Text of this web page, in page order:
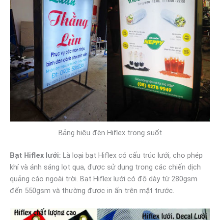
Bảng hiệu đèn Hiflex trong suốt
Bạt Hiflex lưới: Là loại bạt Hiflex có cấu trúc lưới, cho phép
khí và ánh sáng lọt qua, được sử dụng trong các chiến dịch
quảng cáo ngoài trời. Bạt Hiflex lưới có độ dày từ 280gsm
đến 550gsm và thường được in ấn trên mặt trước.